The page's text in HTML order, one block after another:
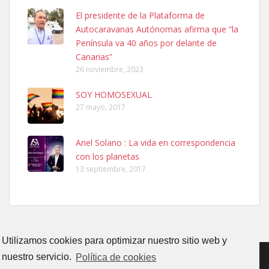
Utilizamos cookies para optimizar nuestro sitio web y
nuestro servicio. Política de cookies
SHIBA PERDIDO AVDA JOSE MESA Y LOPEZ
PERRO MACHO RAZA SHIBA CON MICROCHIP PERDIDO HOY
06/07/2025 ZONA MESA Y LOPEZ. ES MUY ASUSTADIZO
Leales.org » Gran Canaria
6.7.2025
Ninfa perdida
El día 5 se los perdió una ninfa papillera, asustada tiene miedo a la
calle, se perdió por la zon...
El presidente de la Plataforma de
Autocaravanas Autónomas afirma que “la
Península va 40 años por delante de
Canarias”
26 noviembre, 2023
SOY HOMOSEXUAL
27 mayo, 2017
Ariel Solano : La vida en correspondencia
con los planetas
13 septiembre, 2017